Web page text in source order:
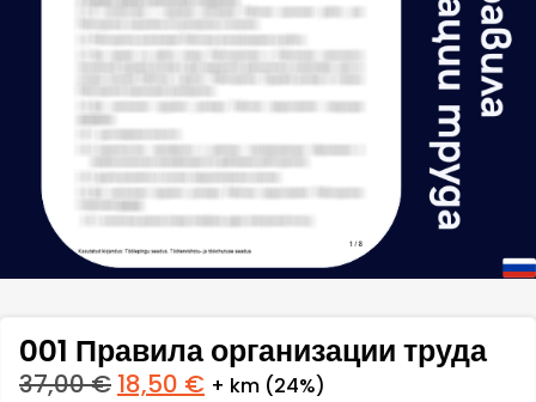
001 Правила организации труда
37,00€ 18,50 € + km (24%)